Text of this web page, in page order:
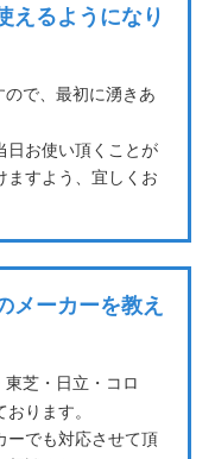
えるようになり
で、最初に湧きあ
日お使い頂くことが
ますよう、宜しくお
メーカーを教え
芝・日立・コロ
ります。
ーでも対応させて頂